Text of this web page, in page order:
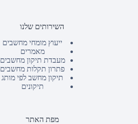
השירותים שלנו
ייעוץ מומחי מחשבים
מאמרים
מעבדת תיקון מחשבים
פתרון תקלות מחשבים
תיקון מחשב לפי מותג
תיקונים
מפת האתר